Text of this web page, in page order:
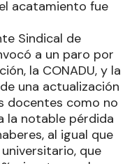
acatamiento fue
Sindical de
a un paro por
la CONADU, y la
una actualización
docentes como no
la notable pérdida
al igual que
que